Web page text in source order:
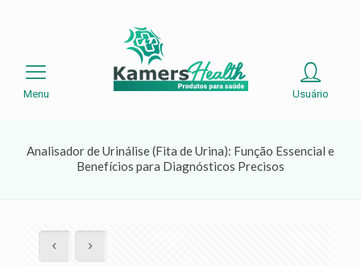
Menu Usuário
Analisador de Urinálise (Fita de Urina): Função Essencial e
Benefícios para Diagnósticos Precisos